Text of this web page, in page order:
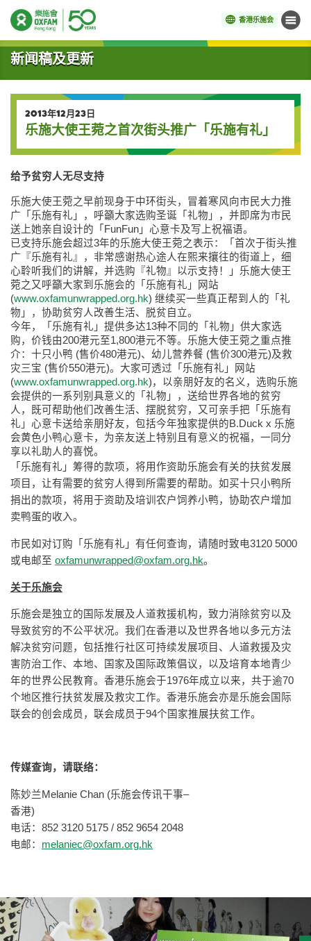
香港乐施会 菜单
开始主要内容
新闻稿及更新
2013年12月23日
乐施大使王菀之首次街头推广「乐施有礼」
给予贫穷人无尽支持
乐施大使王菀之早前现身于中环街头，冒着寒风向市民大力推
广「乐施有礼」，呼籲大家选购圣诞「礼物」，并即席为市民
送上她亲自设计的「FunFun」心意卡及写上祝福语。
已支持乐施会超过3年的乐施大使王菀之表示：「首次于街头推
广『乐施有礼』，非常感谢热心途人在熙来攘往的街道上，细
心聆听我们的讲解，并选购『礼物』以示支持！」乐施大使王
菀之又呼籲大家到乐施会的「乐施有礼」网站
(www.oxfamunwrapped.org.hk) 继续买一些真正帮到人的「礼
物」，协助贫穷人改善生活、脱贫自立。
今年，「乐施有礼」提供多达13种不同的「礼物」供大家选
购，价钱由200港元至1,800港元不等。乐施大使王菀之重点推
介：十只小鸭 (售价480港元)、幼儿营养餐 (售价300港元)及救
灾三宝 (售价550港元)。大家可透过「乐施有礼」网站
(www.oxfamunwrapped.org.hk)，以亲朋好友的名义，选购乐施
会提供的一系列别具意义的「礼物」，送给世界各地的贫穷
人，既可帮助他们改善生活、摆脱贫穷，又可亲手把「乐施有
礼」心意卡送给亲朋好友，包括今年独家提供的B.Duck x 乐施
会黄色小鸭心意卡，为亲友送上特别且有意义的祝福，一同分
享以礼助人的喜悦。
「乐施有礼」筹得的款项，将用作资助乐施会有关的扶贫发展
项目，让有需要的贫穷人得到所需要的帮助。如买十只小鸭所
捐出的款项，将用于资助及培训农户饲养小鸭，协助农户增加
卖鸭蛋的收入。
市民如对订购「乐施有礼」有任何查询，请随时致电3120 5000
或电邮至 oxfamunwrapped@oxfam.org.hk。
关于乐施会
乐施会是独立的国际发展及人道救援机构，致力消除贫穷以及
导致贫穷的不公平状况。我们在香港以及世界各地以多元方法
解决贫穷问题，包括推行社区可持续发展项目、人道救援及灾
害防治工作、本地、国家及国际政策倡议，以及培育本地青少
年的世界公民教育。香港乐施会于1976年成立以来，共于逾70
个地区推行扶贫发展及救灾工作。香港乐施会亦是乐施会国际
联会的创会成员，联会成员于94个国家推展扶贫工作。
传媒查询，请联络：
陈妙兰Melanie Chan (乐施会传讯干事–
香港)
电话：852 3120 5175 / 852 9654 2048
电邮： melaniec@oxfam.org.hk